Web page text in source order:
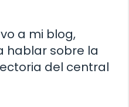
a mi blog,
hablar sobre la
del central